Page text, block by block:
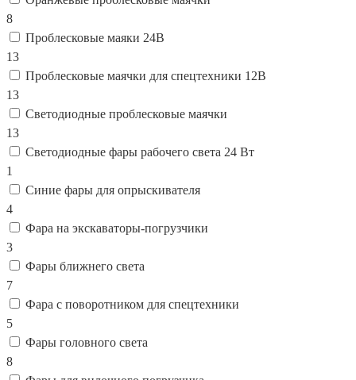
8
Проблесковые маяки 24В
13
Проблесковые маячки для спецтехники 12В
13
Светодиодные проблесковые маячки
13
Светодиодные фары рабочего света 24 Вт
1
Синие фары для опрыскивателя
4
Фара на экскаваторы-погрузчики
3
Фары ближнего света
7
Фара с поворотником для спецтехники
5
Фары головного света
8